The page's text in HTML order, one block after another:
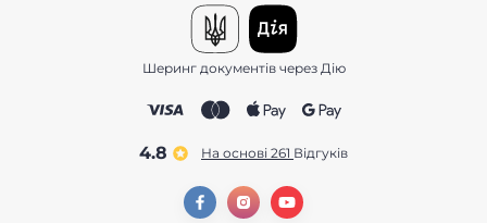
Шеринг документів через Дію
4.8 На основі 261 відгуків